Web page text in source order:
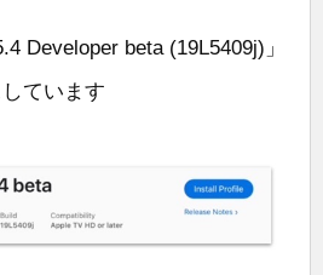
Developer beta (19L5409j)」
ています